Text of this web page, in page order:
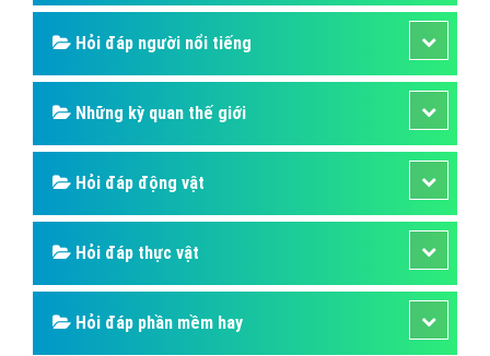
Hỏi đáp người nổi tiếng
Những kỳ quan thế giới
Hỏi đáp động vật
Hỏi đáp thực vật
Hỏi đáp phần mềm hay